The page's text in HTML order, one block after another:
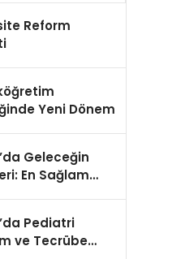
Reform
Yeni Dönem
Geleceğin
En Sağlam
Pediatri
ve Tecrübe